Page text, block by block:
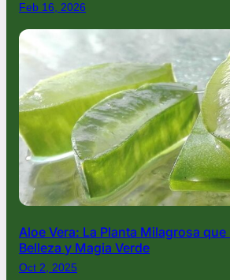
Feb 16, 2026
Aloe Vera: La Planta Milagrosa que
Belleza y Magia Verde
Oct 2, 2025